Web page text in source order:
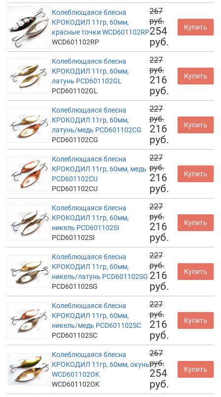
Колеблющаяся блесна
КРОКОДИЛ 11гр, 60мм,
красные точки WCD601102RP
WCD601102RP
267
руб.
254
руб.
Купить
Колеблющаяся блесна
КРОКОДИЛ 11гр, 60мм,
латунь PCD601102GL
PCD601102GL
227
руб.
216
руб.
Купить
Колеблющаяся блесна
КРОКОДИЛ 11гр, 60мм,
латунь/медь PCD601102CG
PCD601102CG
227
руб.
216
руб.
Купить
Колеблющаяся блесна
КРОКОДИЛ 11гр, 60мм, медь
PCD601102CU
PCD601102CU
227
руб.
216
руб.
Купить
Колеблющаяся блесна
КРОКОДИЛ 11гр, 60мм,
никель PCD601102SI
PCD601102SI
227
руб.
216
руб.
Купить
Колеблющаяся блесна
КРОКОДИЛ 11гр, 60мм,
никель/латунь PCD601102SG
PCD601102SG
227
руб.
216
руб.
Купить
Колеблющаяся блесна
КРОКОДИЛ 11гр, 60мм,
никель/медь PCD601102SC
PCD601102SC
227
руб.
216
руб.
Купить
Колеблющаяся блесна
КРОКОДИЛ 11гр, 60мм, окунь
WCD601102OK
WCD601102OK
267
руб.
254
руб.
Купить